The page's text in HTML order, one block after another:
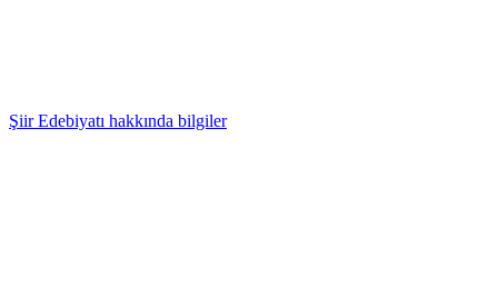
Şiir Edebiyatı hakkında bilgiler